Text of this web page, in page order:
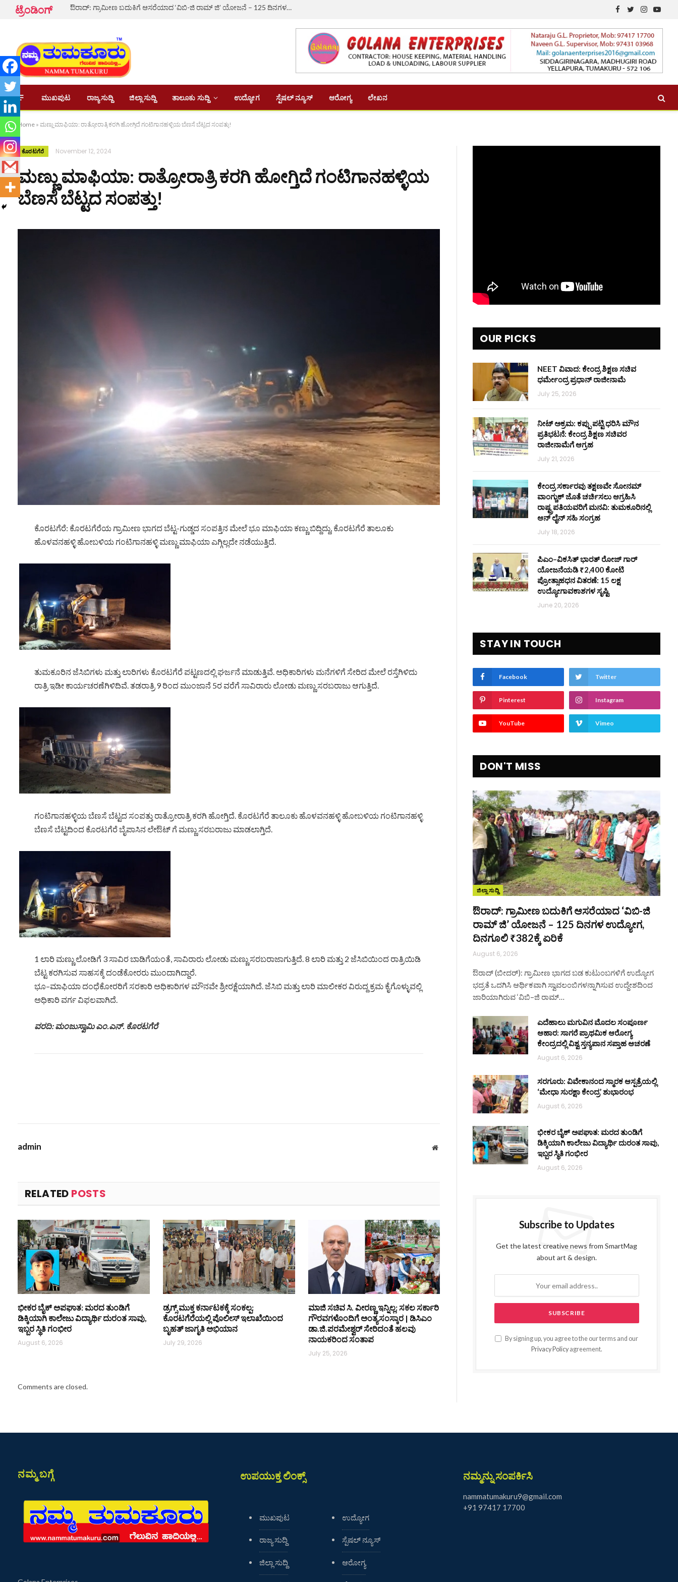
ಟ್ರೆಂಡಿಂಗ್ ಔರಾದ್: ಗ್ರಾಮೀಣ ಬದುಕಿಗೆ ಆಸರೆಯಾದ ‘ವಿಬಿ-ಜಿ ರಾಮ್ ಜಿ’ ಯೋಜನೆ – 125 ದಿನಗಳ ಉದ್ಯೋಗ, ದಿನಗೂಲಿ ₹382ಕ್ಕೆ ಏರಿಕೆ
Facebook
TwitterInstagram
ಮುಖಪುಟ ರಾಜ್ಯ ಸುದ್ದಿ ಜಿಲ್ಲಾ ಸುದ್ದಿ ತಾಲೂಕು ಸುದ್ದಿ ಉದ್ಯೋಗ ಸ್ಪೆಷಲ್ ನ್ಯೂಸ್ ಆರೋಗ್ಯ ಲೇಖನ
Home » ಮಣ್ಣು ಮಾಫಿಯಾ: ರಾತ್ರೋರಾತ್ರಿ ಕರಗಿ ಹೋಗ್ತಿದೆ ಗಂಟಿಗಾನಹಳ್ಳಿಯ ಬೆಣಸೆ ಬೆಟ್ಟದ ಸಂಪತ್ತು!
ಕೊರಟಗೆರೆ November 12, 2024
ಮಣ್ಣು ಮಾಫಿಯಾ: ರಾತ್ರೋರಾತ್ರಿ ಕರಗಿ ಹೋಗ್ತಿದೆ ಗಂಟಿಗಾನಹಳ್ಳಿಯ
ಬೆಣಸೆ ಬೆಟ್ಟದ ಸಂಪತ್ತು!
ಕೊರಟಗೆರೆ: ಕೊರಟಗೆರೆಯ ಗ್ರಾಮೀಣ ಭಾಗದ ಬೆಟ್ಟ-ಗುಡ್ಡದ ಸಂಪತ್ತಿನ ಮೇಲೆ ಭೂ ಮಾಫಿಯಾ ಕಣ್ಣು ಬಿದ್ದಿದ್ದು, ಕೊರಟಗೆರೆ ತಾಲೂಕು
ಹೊಳವನಹಳ್ಳಿ ಹೋಬಳಿಯ ಗಂಟಿಗಾನಹಳ್ಳಿ ಮಣ್ಣು ಮಾಫಿಯಾ ಎಗ್ಗಿಲ್ಲದೇ ನಡೆಯುತ್ತಿದೆ.
ತುಮಕೂರಿನ ಜೆಸಿಬಿಗಳು ಮತ್ತು ಲಾರಿಗಳು ಕೊರಟಗೆರೆ ಪಟ್ಟಣದಲ್ಲಿ ಘರ್ಜನೆ ಮಾಡುತ್ತಿವೆ. ಅಧಿಕಾರಿಗಳು ಮನೆಗಳಿಗೆ ಸೇರಿದ ಮೇಲೆ ರಸ್ತೆಗಿಳಿದು
ರಾತ್ರಿ ಇಡೀ ಕಾರ್ಯಚರಣೆಗಿಳಿದಿವೆ. ತಡರಾತ್ರಿ 9 ರಿಂದ ಮುಂಜಾನೆ 5ರ ವರೆಗೆ ಸಾವಿರಾರು ಲೋಡು ಮಣ್ಣು ಸರಬರಾಜು ಆಗುತ್ತಿದೆ.
ಗಂಟಿಗಾನಹಳ್ಳಿಯ ಬೆಣಸೆ ಬೆಟ್ಟದ ಸಂಪತ್ತು ರಾತ್ರೋರಾತ್ರಿ ಕರಗಿ ಹೋಗ್ತಿದೆ. ಕೊರಟಗೆರೆ ತಾಲೂಕು ಹೊಳವನಹಳ್ಳಿ ಹೋಬಳಿಯ ಗಂಟಿಗಾನಹಳ್ಳಿ
ಬೆಣಸೆ ಬೆಟ್ಟದಿಂದ ಕೊರಟಗೆರೆ ಬೈಪಾಸಿನ ಲೇಔಟ್ ಗೆ ಮಣ್ಣು ಸರಬರಾಜು ಮಾಡಲಾಗ್ತಿದೆ.
1 ಲಾರಿ ಮಣ್ಣು ಲೋಡಿಗೆ 3 ಸಾವಿರ ಬಾಡಿಗೆಯಂತೆ, ಸಾವಿರಾರು ಲೋಡು ಮಣ್ಣು ಸರಬರಾಜಾಗುತ್ತಿದೆ. 8 ಲಾರಿ ಮತ್ತು 2 ಜೆಸಿಬಿಯಿಂದ ರಾತ್ರಿಯಿಡಿ
ಬೆಟ್ಟ ಕರಗಿಸುವ ಸಾಹಸಕ್ಕೆ ದಂಡೆಕೋರರು ಮುಂದಾಗಿದ್ದಾರೆ.
ಭೂ–ಮಾಫಿಯಾ ದಂಧೆಕೋರರಿಗೆ ಸರಕಾರಿ ಅಧಿಕಾರಿಗಳ ಮೌನವೇ ಶ್ರೀರಕ್ಷೆಯಾಗಿದೆ. ಜೆಸಿಬಿ ಮತ್ತು ಲಾರಿ ಮಾಲೀಕರ ವಿರುದ್ದ ಕ್ರಮ ಕೈಗೊಳ್ಳುವಲ್ಲಿ
ಅಧಿಕಾರಿ ವರ್ಗ ವಿಫಲವಾಗಿದೆ.
ವರದಿ: ಮಂಜುಸ್ವಾಮಿ ಎಂ.ಎನ್. ಕೊರಟಗೆರೆ
admin Website
RELATED POSTS
ಭೀಕರ ಬೈಕ್ ಅಪಘಾತ: ಮರದ ತುಂಡಿಗೆ
ಡಿಕ್ಕಿಯಾಗಿ ಕಾಲೇಜು ವಿದ್ಯಾರ್ಥಿ ದುರಂತ ಸಾವು,
ಇಬ್ಬರ ಸ್ಥಿತಿ ಗಂಭೀರ
August 6, 2026
ಡ್ರಗ್ಸ್ ಮುಕ್ತ ಕರ್ನಾಟಕಕ್ಕೆ ಸಂಕಲ್ಪ:
ಕೊರಟಗೆರೆಯಲ್ಲಿ ಪೊಲೀಸ್ ಇಲಾಖೆಯಿಂದ
ಬೃಹತ್ ಜಾಗೃತಿ ಅಭಿಯಾನ
July 29, 2026
ಮಾಜಿ ಸಚಿವ ಸಿ. ವೀರಣ್ಣ ಇನ್ನಿಲ್ಲ: ಸಕಲ ಸರ್ಕಾರಿ
ಗೌರವಗಳೊಂದಿಗೆ ಅಂತ್ಯಸಂಸ್ಕಾರ | ಡಿಸಿಎಂ
ಡಾ.ಜಿ.ಪರಮೇಶ್ವರ್ ಸೇರಿದಂತೆ ಹಲವು
ನಾಯಕರಿಂದ ಸಂತಾಪ
July 25, 2026
Comments are closed.
OUR PICKS
NEET ವಿವಾದ: ಕೇಂದ್ರ ಶಿಕ್ಷಣ ಸಚಿವ
ಧರ್ಮೇಂದ್ರ ಪ್ರಧಾನ್ ರಾಜೀನಾಮೆ
July 25, 2026
ನೀಟ್ ಅಕ್ರಮ: ಕಪ್ಪು ಪಟ್ಟಿ ಧರಿಸಿ ಮೌನ
ಪ್ರತಿಭಟನೆ: ಕೇಂದ್ರ ಶಿಕ್ಷಣ ಸಚಿವರ
ರಾಜೀನಾಮೆಗೆ ಆಗ್ರಹ
July 21, 2026
ಕೇಂದ್ರ ಸರ್ಕಾರವು ತಕ್ಷಣವೇ ಸೋನಮ್
ವಾಂಗ್ಚುಕ್ ಜೊತೆ ಚರ್ಚಿಸಲು ಆಗ್ರಹಿಸಿ
ರಾಷ್ಟ್ರಪತಿಯವರಿಗೆ ಮನವಿ: ತುಮಕೂರಿನಲ್ಲಿ
ಆನ್‌ ಲೈನ್ ಸಹಿ ಸಂಗ್ರಹ
July 18, 2026
ಪಿಎಂ–ವಿಕಸಿತ್ ಭಾರತ್ ರೋಜ್‌ ಗಾರ್
ಯೋಜನೆಯಡಿ ₹2,400 ಕೋಟಿ
ಪ್ರೋತ್ಸಾಹಧನ ವಿತರಣೆ: 15 ಲಕ್ಷ
ಉದ್ಯೋಗಾವಕಾಶಗಳ ಸೃಷ್ಟಿ
June 20, 2026
STAY IN TOUCH
Facebook Twitter
Pinterest Instagram
YouTube Vimeo
DON'T MISS
ಜಿಲ್ಲಾ ಸುದ್ದಿ
ಔರಾದ್: ಗ್ರಾಮೀಣ ಬದುಕಿಗೆ ಆಸರೆಯಾದ ‘ವಿಬಿ-ಜಿ
ರಾಮ್ ಜಿ’ ಯೋಜನೆ – 125 ದಿನಗಳ ಉದ್ಯೋಗ,
ದಿನಗೂಲಿ ₹382ಕ್ಕೆ ಏರಿಕೆ
August 6, 2026
ಔರಾದ್ (ಬೀದರ್): ಗ್ರಾಮೀಣ ಭಾಗದ ಬಡ ಕುಟುಂಬಗಳಿಗೆ ಉದ್ಯೋಗ
ಭದ್ರತೆ ಒದಗಿಸಿ ಆರ್ಥಿಕವಾಗಿ ಸ್ವಾವಲಂಬಿಗಳನ್ನಾಗಿಸುವ ಉದ್ದೇಶದಿಂದ
ಜಾರಿಯಾಗಿರುವ ‘ವಿಬಿ–ಜಿ ರಾಮ್…
ಎದೆಹಾಲು ಮಗುವಿನ ಮೊದಲ ಸಂಪೂರ್ಣ
ಆಹಾರ: ಸಾಗರೆ ಪ್ರಾಥಮಿಕ ಆರೋಗ್ಯ
ಕೇಂದ್ರದಲ್ಲಿ ವಿಶ್ವ ಸ್ತನ್ಯಪಾನ ಸಪ್ತಾಹ ಆಚರಣೆ
August 6, 2026
ಸರಗೂರು: ವಿವೇಕಾನಂದ ಸ್ಮಾರಕ ಆಸ್ಪತ್ರೆಯಲ್ಲಿ
‘ಮೇಧಾ ಸುರಕ್ಷಾ ಕೇಂದ್ರ’ ಶುಭಾರಂಭ
August 6, 2026
ಭೀಕರ ಬೈಕ್ ಅಪಘಾತ: ಮರದ ತುಂಡಿಗೆ
ಡಿಕ್ಕಿಯಾಗಿ ಕಾಲೇಜು ವಿದ್ಯಾರ್ಥಿ ದುರಂತ ಸಾವು,
ಇಬ್ಬರ ಸ್ಥಿತಿ ಗಂಭೀರ
August 6, 2026
Subscribe to Updates
Get the latest creative news from SmartMag
about art & design.
By signing up, you agree to the our terms and our
Privacy Policyagreement.
ನಮ್ಮ ಬಗ್ಗೆ ಉಪಯುಕ್ತ ಲಿಂಕ್ಸ್
ಮುಖಪುಟ
ರಾಜ್ಯ ಸುದ್ದಿ
ಜಿಲ್ಲಾ ಸುದ್ದಿ
ಉದ್ಯೋಗ
ಸ್ಪೆಷಲ್ ನ್ಯೂಸ್
ಆರೋಗ್ಯ
ನಮ್ಮನ್ನು ಸಂಪರ್ಕಿಸಿ
nammatumakuru9@gmail.com
+91 97417 17700